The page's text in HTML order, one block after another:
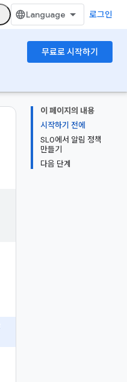
로그인
무료로 시작하기
이 페이지의 내용
시작하기 전에
SLO에서 알림 정책
만들기
다음 단계